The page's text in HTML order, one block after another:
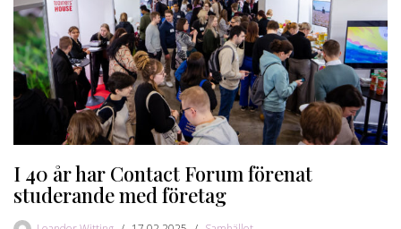
I 40 år har Contact Forum förenat
studerande med företag